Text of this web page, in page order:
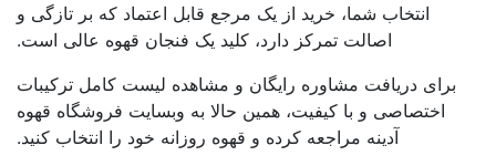
انتخاب شما، خرید از یک مرجع قابل اعتماد که بر تازگی و
اصالت تمرکز دارد، کلید یک فنجان قهوه عالی است.
دریافت مشاوره رایگان و مشاهده لیست کامل ترکیبات
اختصاصی و با کیفیت، همین حالا به وبسایت فروشگاه قهوه
آدینه مراجعه کرده و قهوه روزانه خود را انتخاب کنید.